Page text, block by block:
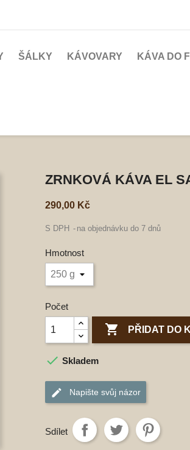
ŠÁLKY KÁVOVARY
KÁVA DO
ZRNKOVÁ KÁVA EL
290,00 Kč
S DPH na objednávku do 7 dnů
Hmotnost
Počet
 PŘIDAT DO
 Skladem
Napište svůj názor
Sdílet